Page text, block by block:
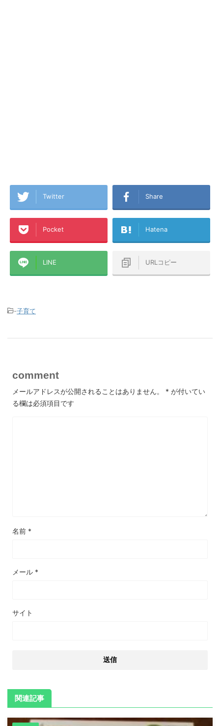
Twitter Share
Pocket Hatena
LINE URLコピー
-子育て
comment
メールアドレスが公開されることはありません。 * が付いてい
る欄は必須項目です
名前 *
メール *
サイト
関連記事